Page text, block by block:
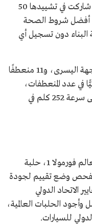
سباق بُنيت في تاريخ سباقات الفورمولا 1، شاركت في تشييدها 50
أفضل شروط الصحة
البناء دون تسجيل أي
تضم الحلبة 27 منعطفًا، 16 منها على الجهة اليسرى، و11 منعطفًا
في عدد المنعطفات،
تمكن المتسابقون من الوصول في بعضها إلى سرعة 252 كلم في
فحص مفوض السلامة ومدير سباقات العالم فورمولا 1، حلبة
وضع تقييم لجودة
الاتحاد الدولي
الحلبات العالمية،
للسيارات.